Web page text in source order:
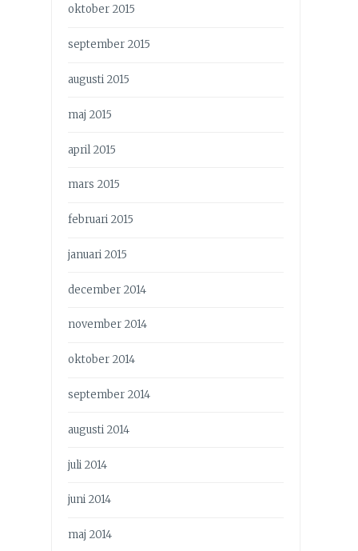
oktober 2015
september 2015
augusti 2015
maj 2015
april 2015
mars 2015
februari 2015
januari 2015
december 2014
november 2014
oktober 2014
september 2014
augusti 2014
juli 2014
juni 2014
maj 2014